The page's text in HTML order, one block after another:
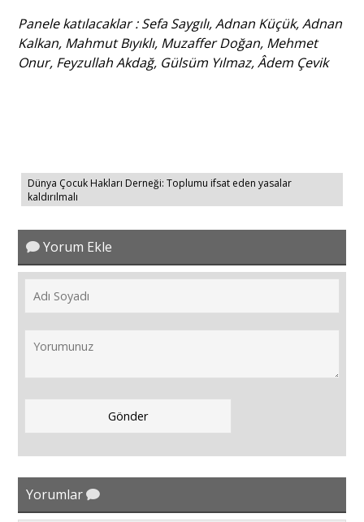
Panele katılacaklar : Sefa Saygılı, Adnan Küçük, Adnan
Kalkan, Mahmut Bıyıklı, Muzaffer Doğan, Mehmet
Onur, Feyzullah Akdağ, Gülsüm Yılmaz, Âdem Çevik
Dünya Çocuk Hakları Derneği: Toplumu ifsat eden yasalar
kaldırılmalı
Yorum Ekle
Yorumlar